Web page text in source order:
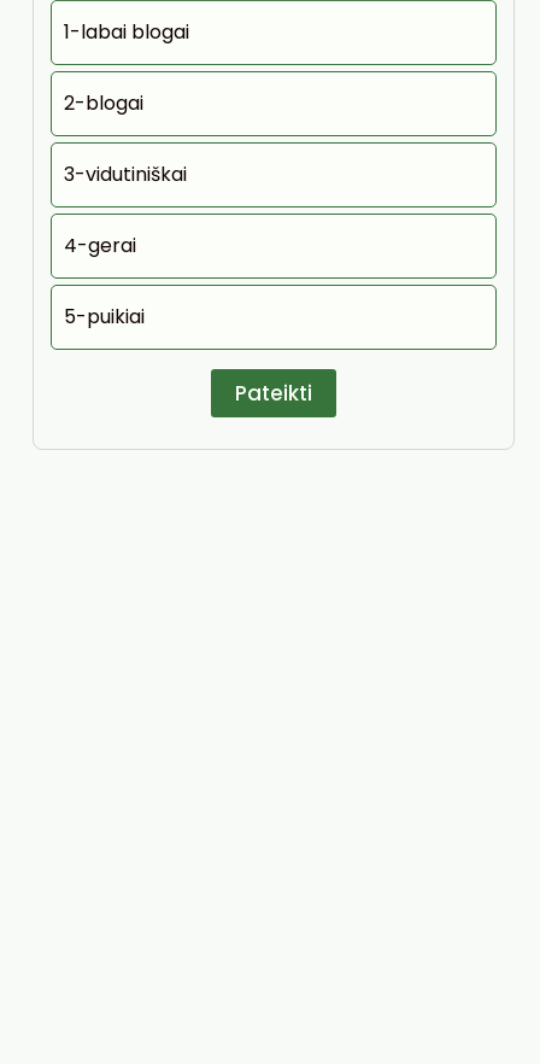
1-labai blogai
2-blogai
3-vidutiniškai
4-gerai
5-puikiai